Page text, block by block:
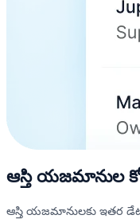
ఆస్తి యజమానుల
ఆస్తి యజమానులకు ఇతర